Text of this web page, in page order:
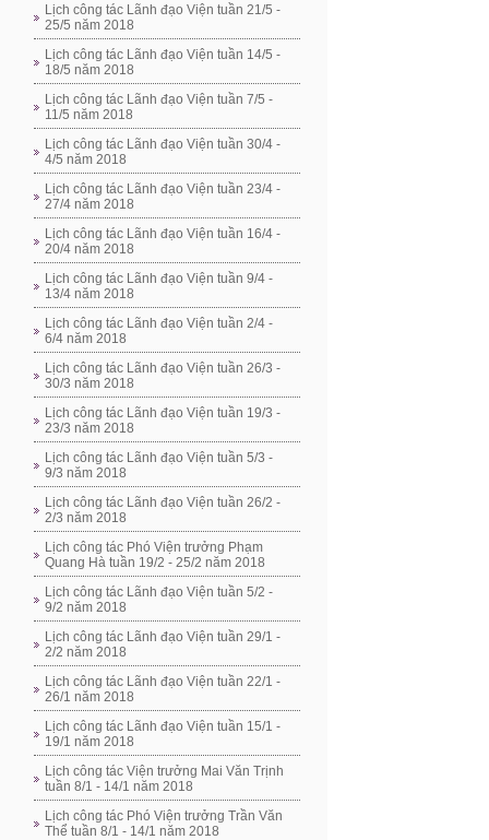
Lịch công tác Lãnh đạo Viện tuần 21/5 -
25/5 năm 2018
Lịch công tác Lãnh đạo Viện tuần 14/5 -
18/5 năm 2018
Lịch công tác Lãnh đạo Viện tuần 7/5 -
11/5 năm 2018
Lịch công tác Lãnh đạo Viện tuần 30/4 -
4/5 năm 2018
Lịch công tác Lãnh đạo Viện tuần 23/4 -
27/4 năm 2018
Lịch công tác Lãnh đạo Viện tuần 16/4 -
20/4 năm 2018
Lịch công tác Lãnh đạo Viện tuần 9/4 -
13/4 năm 2018
Lịch công tác Lãnh đạo Viện tuần 2/4 -
6/4 năm 2018
Lịch công tác Lãnh đạo Viện tuần 26/3 -
30/3 năm 2018
Lịch công tác Lãnh đạo Viện tuần 19/3 -
23/3 năm 2018
Lịch công tác Lãnh đạo Viện tuần 5/3 -
9/3 năm 2018
Lịch công tác Lãnh đạo Viện tuần 26/2 -
2/3 năm 2018
Lịch công tác Phó Viện trưởng Phạm
Quang Hà tuần 19/2 - 25/2 năm 2018
Lịch công tác Lãnh đạo Viện tuần 5/2 -
9/2 năm 2018
Lịch công tác Lãnh đạo Viện tuần 29/1 -
2/2 năm 2018
Lịch công tác Lãnh đạo Viện tuần 22/1 -
26/1 năm 2018
Lịch công tác Lãnh đạo Viện tuần 15/1 -
19/1 năm 2018
Lịch công tác Viện trưởng Mai Văn Trịnh
tuần 8/1 - 14/1 năm 2018
Lịch công tác Phó Viện trưởng Trần Văn
Thể tuần 8/1 - 14/1 năm 2018